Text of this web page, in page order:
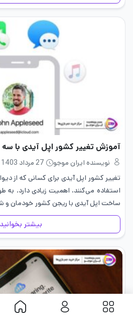
آموزش تغییر کشور اپل آیدی با
نویسنده ایران موجو
27 مرداد 1403
تغییر کشور اپل آیدی برای کسانی که از
استفاده می‌کنند، اهمیت زیادی دارد. به
ساخت اپل آیدی با ریجن کشور خودمان و
داشت. در…
بیشتر بخوانید